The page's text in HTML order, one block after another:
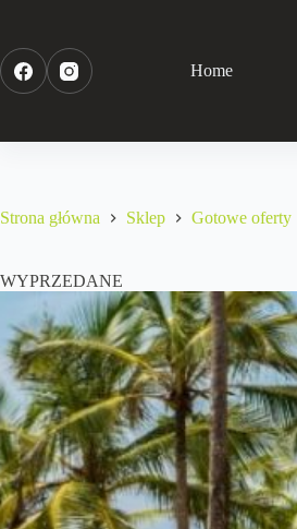
Home
Strona główna Sklep Gotowe oferty
WYPRZEDANE